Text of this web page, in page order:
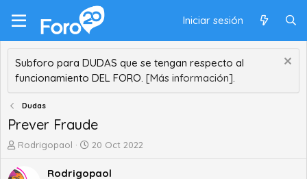
Iniciar sesión
Subforo para DUDAS que se tengan respecto al
funcionamiento DEL FORO. [Más información].
Dudas
Prever Fraude
A
t
Rodrigopaol
F
c
20 Oct 2022
Rodrigopaol